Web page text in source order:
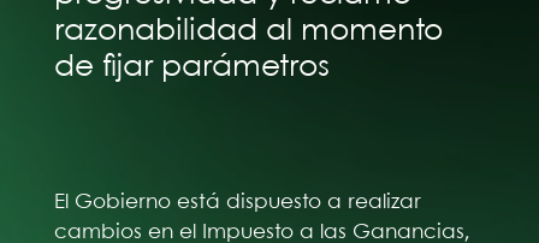
razonabilidad al momento
de fijar parámetros
El Gobierno está dispuesto a realizar
cambios en el Impuesto a las Ganancias,